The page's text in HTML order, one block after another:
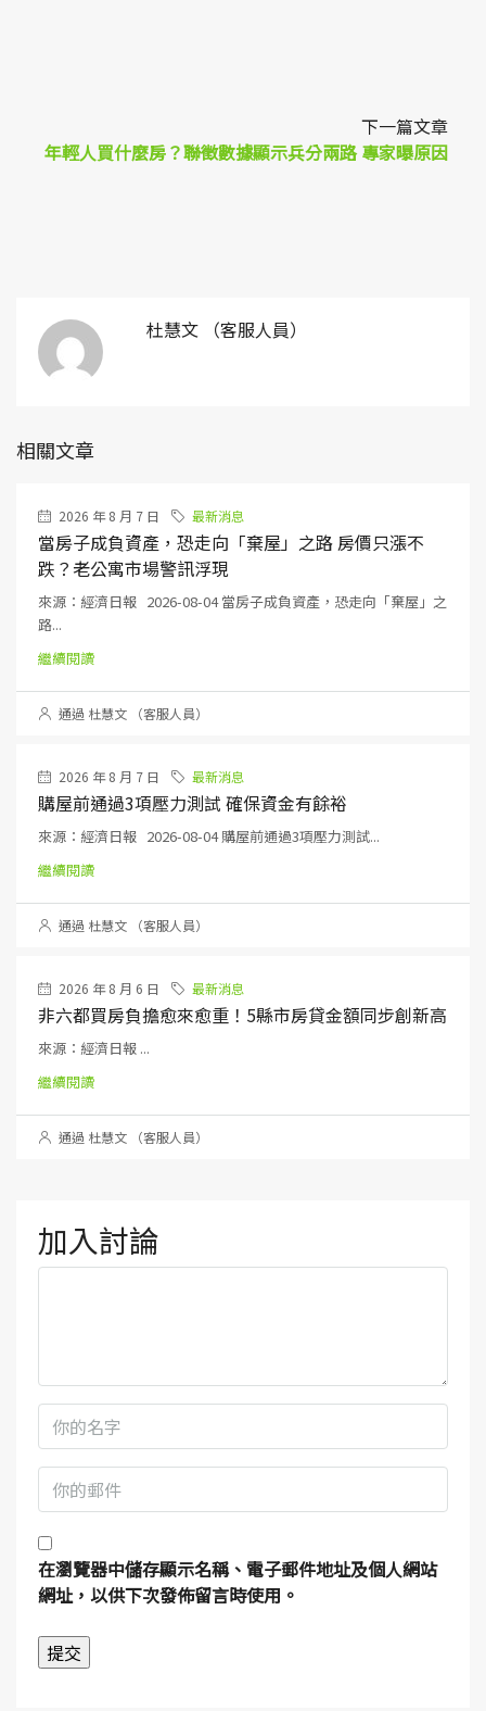
下一篇文章
年輕人買什麼房？聯徵數據顯示兵分兩路 專家曝原因
杜慧文 （客服人員）
相關文章
2026 年 8 月 7 日 最新消息
當房子成負資產，恐走向「棄屋」之路 房價只漲不
跌？老公寓市場警訊浮現
來源：經濟日報 2026-08-04 當房子成負資產，恐走向「棄屋」之
路...
繼續閱讀
通過 杜慧文 （客服人員）
2026 年 8 月 7 日 最新消息
購屋前通過3項壓力測試 確保資金有餘裕
來源：經濟日報 2026-08-04 購屋前通過3項壓力測試...
繼續閱讀
通過 杜慧文 （客服人員）
2026 年 8 月 6 日 最新消息
非六都買房負擔愈來愈重！5縣市房貸金額同步創新高
來源：經濟日報 ...
繼續閱讀
通過 杜慧文 （客服人員）
加入討論
在瀏覽器中儲存顯示名稱、電子郵件地址及個人網站
網址，以供下次發佈留言時使用。